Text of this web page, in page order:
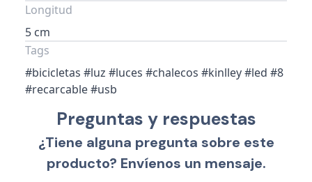
Longitud
5 cm
Tags
#bicicletas #luz #luces #chalecos #kinlley #led #8
#recarcable #usb
Preguntas y respuestas
¿Tiene alguna pregunta sobre este
producto? Envíenos un mensaje.